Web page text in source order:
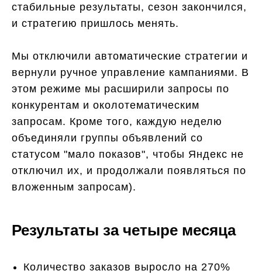
стабильные результаты, сезон закончился,
и стратегию пришлось менять.
Мы отключили автоматические стратегии и
вернули ручное управление кампаниями. В
этом режиме мы расширили запросы по
конкурентам и околотематическим
запросам. Кроме того, каждую неделю
объединяли группы объявлений со
статусом "мало показов", чтобы Яндекс не
отключил их, и продолжали появляться по
вложенным запросам).
Результаты за четыре месяца
Количество заказов выросло на 270%